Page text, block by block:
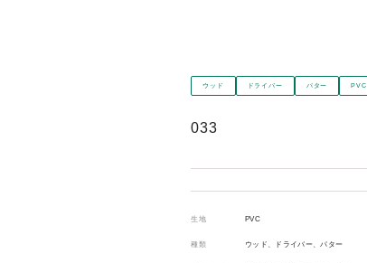
ウッド ドライバー パター PVC
033
生地 PVC
種類 ウッド、ドライバー、パター